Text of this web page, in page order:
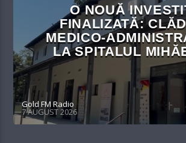
O NOUĂ
FINALIZATĂ:
MEDICO-
LA SPITALUL
Gold FM Radio
7 AUGUST 2026